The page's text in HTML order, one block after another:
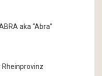
aka “Abra”
Rheinprovinz